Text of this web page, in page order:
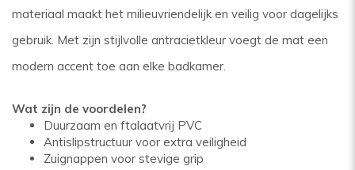
materiaal maakt het milieuvriendelijk en veilig voor dagelijks
gebruik. Met zijn stijlvolle antracietkleur voegt de mat een
modern accent toe aan elke badkamer.
Wat zijn de voordelen?
Duurzaam en ftalaatvrij PVC
Antislipstructuur voor extra veiligheid
Zuignappen voor stevige grip